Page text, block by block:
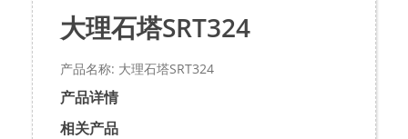
大理石塔SRT324
产品名称: 大理石塔SRT324
产品详情
相关产品